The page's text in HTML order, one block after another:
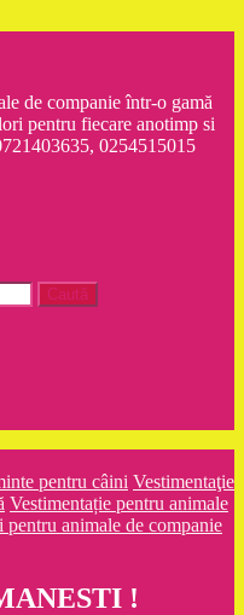
de companie într-o gamă
pentru fiecare anotimp si
0254515015
pentru câini Vestimentaţie
Vestimentație pentru animale
pentru animale de companie
!